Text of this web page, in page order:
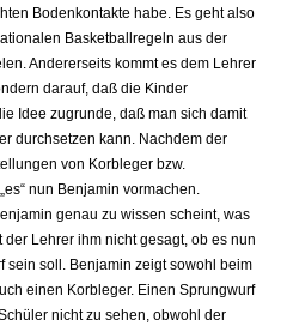
Bodenkontakte habe. Es geht also
Basketballregeln aus der
Andererseits kommt es dem Lehrer
darauf, daß die Kinder
Idee zugrunde, daß man sich damit
durchsetzen kann. Nachdem der
von Korbleger bzw.
nun Benjamin vormachen.
genau zu wissen scheint, was
Lehrer ihm nicht gesagt, ob es nun
sein soll. Benjamin zeigt sowohl beim
einen Korbleger. Einen Sprungwurf
nicht zu sehen, obwohl der